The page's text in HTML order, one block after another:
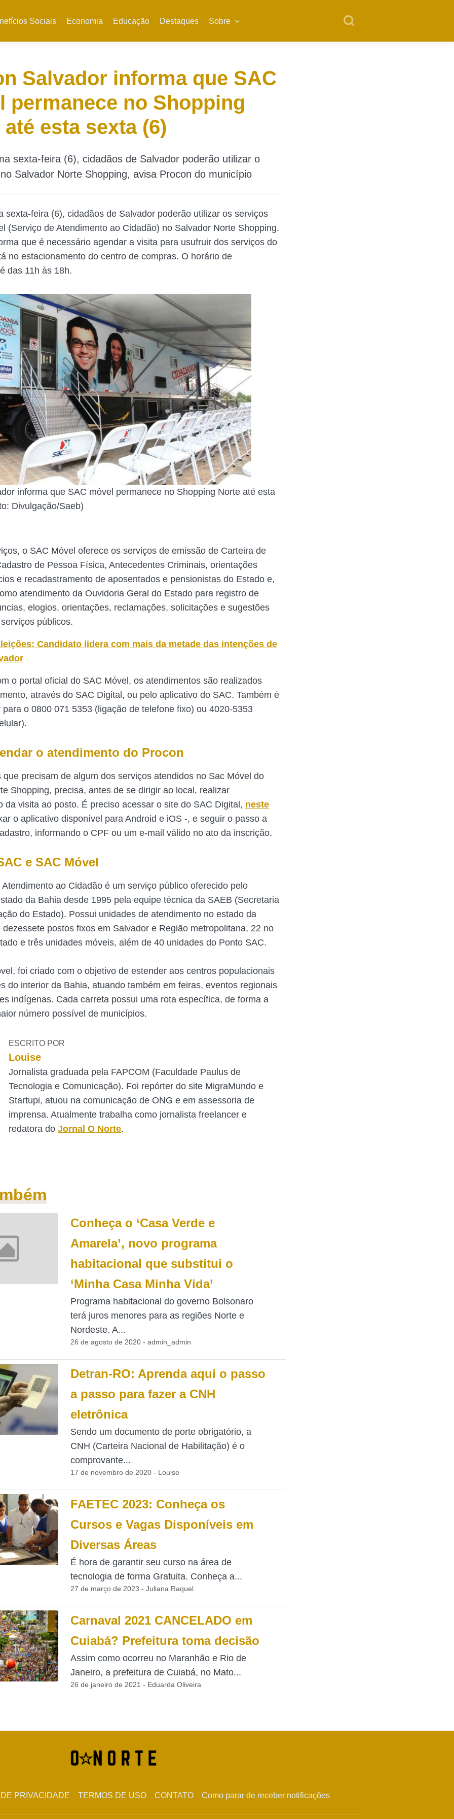
Sociais Economia Educação Destaques Sobre
Salvador informa que SAC
permanece no Shopping
esta sexta (6)
sexta-feira (6), cidadãos de Salvador poderão utilizar o
Salvador Norte Shopping, avisa Procon do município
sexta-feira (6), cidadãos de Salvador poderão utilizar os serviços
(Serviço de Atendimento ao Cidadão) no Salvador Norte Shopping.
que é necessário agendar a visita para usufruir dos serviços do
no estacionamento do centro de compras. O horário de
das 11h às 18h.
informa que SAC móvel permanece no Shopping Norte até esta
Divulgação/Saeb)
o SAC Móvel oferece os serviços de emissão de Carteira de
de Pessoa Física, Antecedentes Criminais, orientações
e recadastramento de aposentados e pensionistas do Estado e,
atendimento da Ouvidoria Geral do Estado para registro de
elogios, orientações, reclamações, solicitações e sugestões
públicos.
Candidato lidera com mais da metade das intenções de
o portal oficial do SAC Móvel, os atendimentos são realizados
através do SAC Digital, ou pelo aplicativo do SAC. Também é
o 0800 071 5353 (ligação de telefone fixo) ou 4020-5353
o atendimento do Procon
que precisam de algum dos serviços atendidos no Sac Móvel do
Shopping, precisa, antes de se dirigir ao local, realizar
da visita ao posto. É preciso acessar o site do SAC Digital, neste
o aplicativo disponível para Android e iOS -, e seguir o passo a
informando o CPF ou um e-mail válido no ato da inscrição.
e SAC Móvel
ao Cidadão é um serviço público oferecido pelo
da Bahia desde 1995 pela equipe técnica da SAEB (Secretaria
do Estado). Possui unidades de atendimento no estado da
dezessete postos fixos em Salvador e Região metropolitana, 22 no
e três unidades móveis, além de 40 unidades do Ponto SAC.
foi criado com o objetivo de estender aos centros populacionais
do interior da Bahia, atuando também em feiras, eventos regionais
indígenas. Cada carreta possui uma rota específica, de forma a
número possível de municípios.
ESCRITO POR
Louise
Jornalista graduada pela FAPCOM (Faculdade Paulus de
Tecnologia e Comunicação). Foi repórter do site MigraMundo e
Startupi, atuou na comunicação de ONG e em assessoria de
imprensa. Atualmente trabalha como jornalista freelancer e
redatora doJornal O Norte.
Conheça o ‘Casa Verde e
Amarela’, novo programa
habitacional que substitui o
‘Minha Casa Minha Vida’
Programa habitacional do governo Bolsonaro
terá juros menores para as regiões Norte e
Nordeste. A...
26 de agosto de 2020 - admin_admin
Detran-RO: Aprenda aqui o passo
a passo para fazer a CNH
eletrônica
Sendo um documento de porte obrigatório, a
CNH (Carteira Nacional de Habilitação) é o
comprovante...
17 de novembro de 2020 - Louise
FAETEC 2023: Conheça os
Cursos e Vagas Disponíveis em
Diversas Áreas
É hora de garantir seu curso na área de
tecnologia de forma Gratuita. Conheça a...
27 de março de 2023 - Juliana Raquel
Carnaval 2021 CANCELADO em
Cuiabá? Prefeitura toma decisão
Assim como ocorreu no Maranhão e Rio de
Janeiro, a prefeitura de Cuiabá, no Mato...
26 de janeiro de 2021 - Eduarda Oliveira
PRIVACIDADE TERMOS DE USO CONTATO Como parar de receber notificações